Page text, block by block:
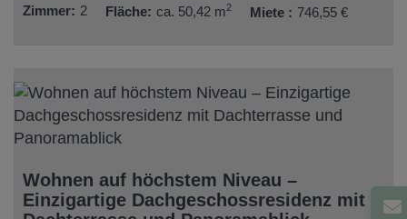
Zimmer 2 Fläche ca. 50,42 m2 Miete 746,55 €
Wohnen auf höchstem Niveau –
Einzigartige Dachgeschossresidenz mit